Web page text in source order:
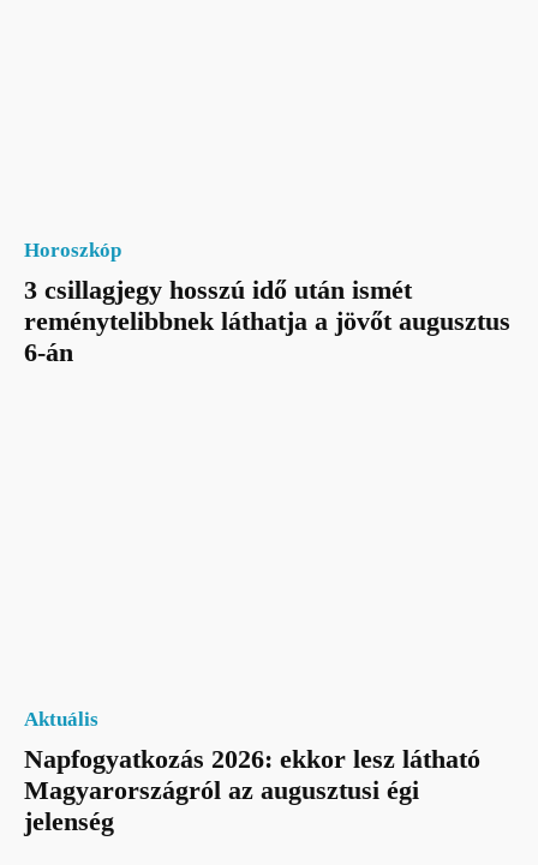
Horoszkóp
3 csillagjegy hosszú idő után ismét
reménytelibbnek láthatja a jövőt augusztus
6-án
Aktuális
Napfogyatkozás 2026: ekkor lesz látható
Magyarországról az augusztusi égi
jelenség